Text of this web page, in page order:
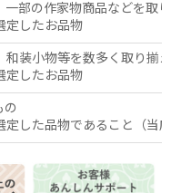
部の作家物商品などを取
定したお品物
和装小物等を数多く取り揃
定したお品物
の
定した品物であること（当